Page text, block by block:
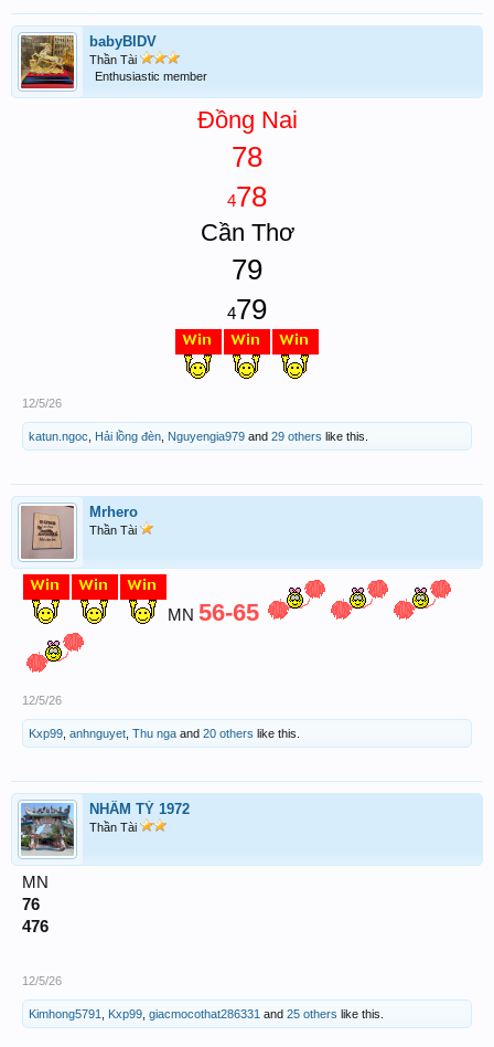
babyBIDV
Thần Tài
Enthusiastic member
Đồng Nai
78
478
Cần Thơ
79
479
12/5/26
katun.ngoc Hải lồng đèn Nguyengia979 and 29 others like this.
Mrhero
Thần Tài
MN 56-65
12/5/26
Kxp99 anhnguyet Thu nga and 20 others like this.
NHÂM TÝ 1972
Thần Tài
MN
76
476
12/5/26
Kimhong5791 Kxp99 giacmocothat286331 and 25 others like this.